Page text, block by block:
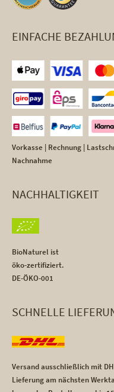
EINFACHE
Vorkasse | Rechnung |
Nachnahme
NACHHALTIGKEIT
BioNaturel ist
öko-zertifiziert.
DE-ÖKO-001
SCHNELLE
Versand ausschließlich mit
Lieferung am nächsten